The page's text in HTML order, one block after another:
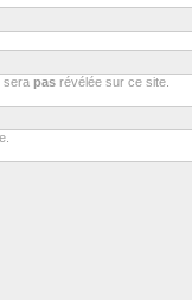
serapas révélée sur ce site.